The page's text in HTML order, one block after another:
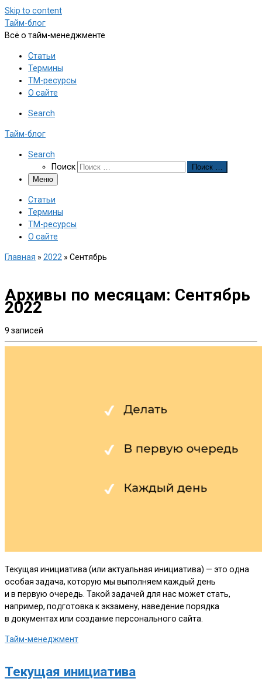
Skip to content
Тайм-блог
Всё о тайм-менеджменте
Статьи
Термины
ТМ-ресурсы
О сайте
Search
Тайм-блог
Search
Поиск
Поиск …
Меню
Статьи
Термины
ТМ-ресурсы
О сайте
Главная » 2022 » Сентябрь
Архивы по месяцам: Сентябрь
2022
9 записей
Текущая инициатива (или актуальная инициатива) — это одна
особая задача, которую мы выполняем каждый день
и в первую очередь. Такой задачей для нас может стать,
например, подготовка к экзамену, наведение порядка
в документах или создание персонального сайта.
Тайм-менеджмент
Текущая инициатива